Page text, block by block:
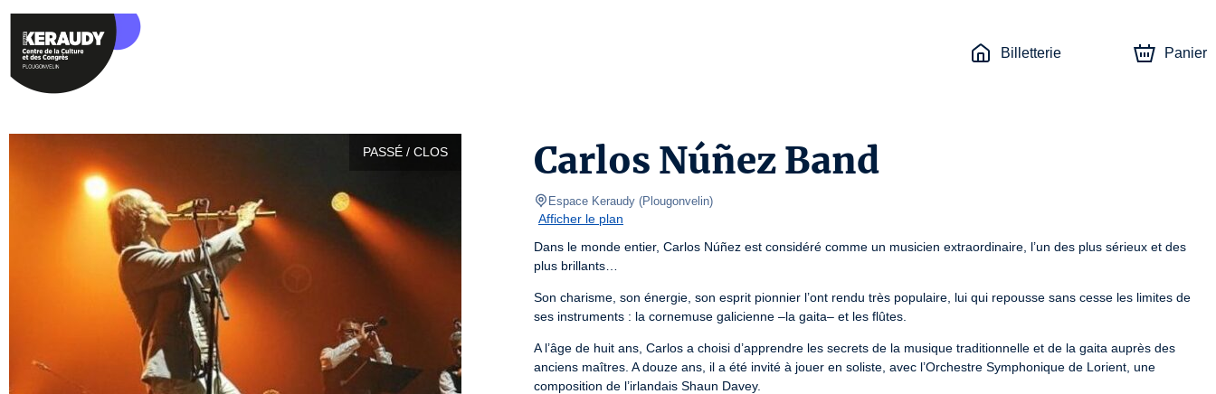
Billetterie Panier
PASSÉ / CLOS Carlos Núñez Band
Espace Keraudy (Plougonvelin)
Afficher le plan
Dans le monde entier, Carlos Núñez est considéré comme un musicien extraordinaire, l’un des plus sérieux et des
plus brillants…
Son charisme, son énergie, son esprit pionnier l’ont rendu très populaire, lui qui repousse sans cesse les limites de
ses instruments : la cornemuse galicienne –la gaita– et les flûtes.
A l’âge de huit ans, Carlos a choisi d’apprendre les secrets de la musique traditionnelle et de la gaita auprès des
anciens maîtres. A douze ans, il a été invité à jouer en soliste, avec l’Orchestre Symphonique de Lorient, une
composition de l’irlandais Shaun Davey.